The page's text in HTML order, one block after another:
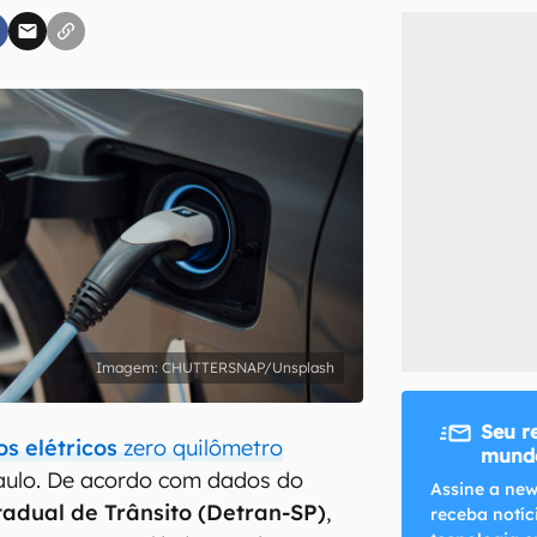
aceito e concordo com os Termos de Uso e Política de Privacidade do
CHUTTERSNAP/Unsplash
elétricoszero quilômetro
De acordo com dados do
de Trânsito (Detran-SP),
Seu
Assine a
receba